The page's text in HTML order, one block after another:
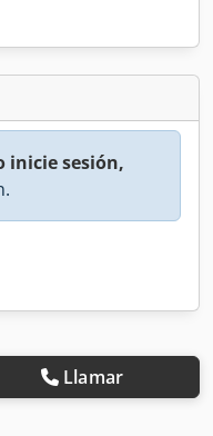
inicie sesión,
Llamar